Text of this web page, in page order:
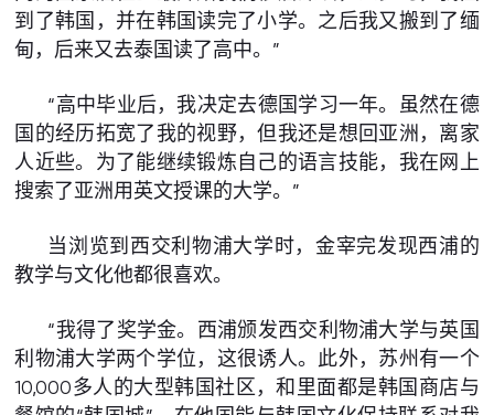
到了韩国，并在韩国读完了小学。之后我又搬到了缅
甸，后来又去泰国读了高中。”
“高中毕业后，我决定去德国学习一年。虽然在德
国的经历拓宽了我的视野，但我还是想回亚洲，离家
人近些。为了能继续锻炼自己的语言技能，我在网上
搜索了亚洲用英文授课的大学。”
当浏览到西交利物浦大学时，金宰完发现西浦的
教学与文化他都很喜欢。
“我得了奖学金。西浦颁发西交利物浦大学与英国
利物浦大学两个学位，这很诱人。此外，苏州有一个
10,000多人的大型韩国社区，和里面都是韩国商店与